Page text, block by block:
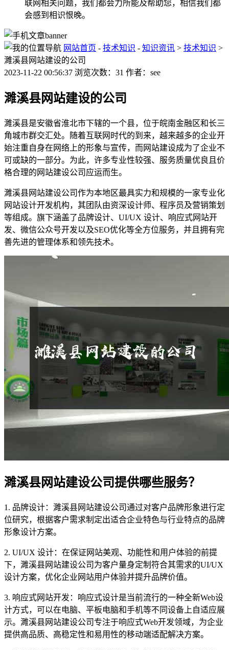
联网相关问题，我们都会力所能及帮助您，相信我们都
会感到相识恨晚。
网站首页 - 技术知识 - 知识资讯 > 技术知识 >
濉溪县网站建设的公司
2023-11-22 00:56:37 浏览次数：31 作者：see
濉溪县网站建设的公司
濉溪县是安徽省淮北市下辖的一个县，位于皖南金融区和长三
角城市群交汇处。随着互联网时代的到来，越来越多的企业开
始注重自身在网络上的形象与宣传，而网站建设成为了企业不
可或缺的一部分。为此，许多专业性较强、服务质量优良且价
格合理的网站建设公司应运而生。
濉溪县网站建设公司作为本地区最具实力和规模的一家专业化
网站设计开发机构，其团队由资深设计师、程序员及营销策划
等组成。旗下涵盖了品牌设计、UI/UX 设计、响应式网站开
发、微信公众号开发以及SEO优化等全方位服务，并且拥有完
善先进的管理体系和领先技术。
濉溪县网站建设公司提供哪些服务？
1. 品牌设计：濉溪县网站建设公司通过对客户品牌形象进行定
位研究，根据客户需求制定出适合企业特色与行业特点的品牌
形象设计方案。
2. UI/UX 设计：在保证网站美观、功能性和用户体验的前提
下，濉溪县网站建设公司为客户量身定制符合其需求的UI/UX
设计方案，优化企业网站用户体验并提升品牌价值。
3. 响应式网站开发：响应式设计是当前流行的一种全新Web设
计方式，可以在电脑、平板电脑和手机等不同设备上自适应展
示。濉溪县网站建设公司专注于响应式Web开发领域，为企业
提供高品质、高稳定性和易用性的移动端适配解决方案。